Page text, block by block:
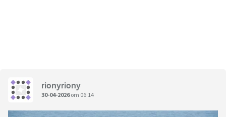
rionyriony
30-04-2026om 06:14